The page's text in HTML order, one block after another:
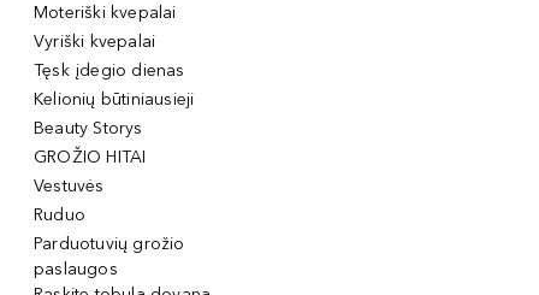
Moteriški kvepalai
Vyriški kvepalai
Tęsk įdegio dienas
Kelionių būtiniausieji
Beauty Storys
GROŽIO HITAI
Vestuvės
Ruduo
Parduotuvių grožio
paslaugos